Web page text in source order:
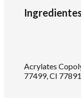
Acrylates
77499, CI